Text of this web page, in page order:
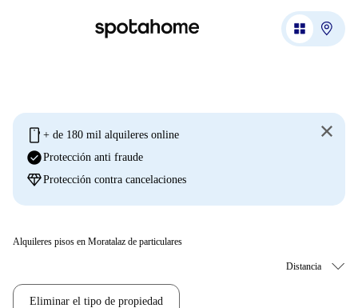
mobile + de 180 mil alquileres online
check_circleProtección anti fraude
diamondProtección contra cancelaciones
Alquileres pisos en Moratalaz de particulares
Eliminar el tipo de propiedad